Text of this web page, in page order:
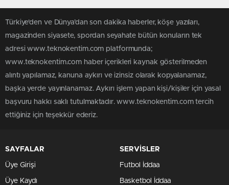
Türkiye'den ve Dünya’dan son dakika haberler, köşe yazıları,
magazinden siyasete, spordan seyahate bütün konuların tek
adresi www.teknokentim.com platformunda;
www.teknokentim.com haber içerikleri kaynak gösterilmeden
alıntı yapılamaz, kanuna aykırı ve izinsiz olarak kopyalanamaz,
başka yerde yayınlanamaz. Aykırı işlem yapan kişi/kişiler için yasal
başvuru hakkı saklı tutulmaktadır. www.teknokentim.com tercih
ettiğiniz için teşekkür ederiz.
SAYFALAR
Üye Girişi
Üye Kaydı
SERVİSLER
Futbol İddaa
Basketbol İddaa